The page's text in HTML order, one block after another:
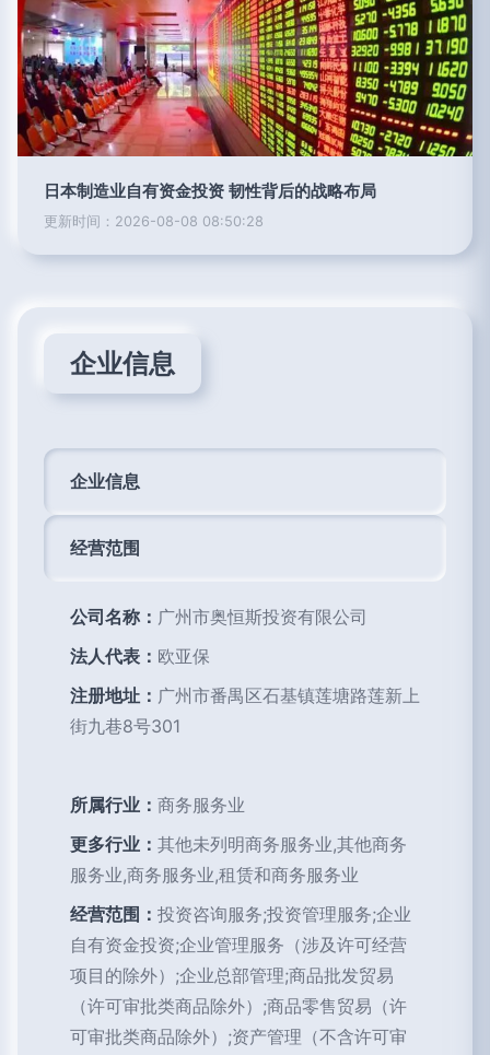
日本制造业自有资金投资 韧性背后的战略布局
更新时间：2026-08-08 08:50:28
企业信息
企业信息
经营范围
公司名称： 广州市奥恒斯投资有限公司
法人代表： 欧亚保
注册地址： 广州市番禺区石基镇莲塘路莲新上
街九巷8号301
所属行业： 商务服务业
更多行业： 其他未列明商务服务业,其他商务
服务业,商务服务业,租赁和商务服务业
经营范围： 投资咨询服务;投资管理服务;企业
自有资金投资;企业管理服务（涉及许可经营
项目的除外）;企业总部管理;商品批发贸易
（许可审批类商品除外）;商品零售贸易（许
可审批类商品除外）;资产管理（不含许可审